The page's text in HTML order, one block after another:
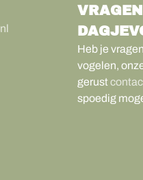
Heb je
vogelen,
gerust
spoedig